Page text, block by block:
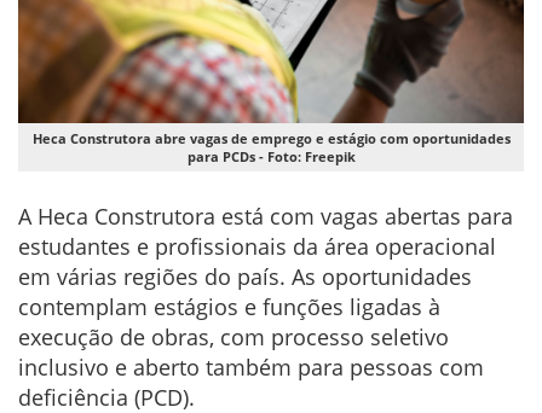
Heca Construtora abre vagas de emprego e estágio com oportunidades
para PCDs - Foto: Freepik
A Heca Construtora está com vagas abertas para
estudantes e profissionais da área operacional
em várias regiões do país. As oportunidades
contemplam estágios e funções ligadas à
execução de obras, com processo seletivo
inclusivo e aberto também para pessoas com
deficiência (PCD).